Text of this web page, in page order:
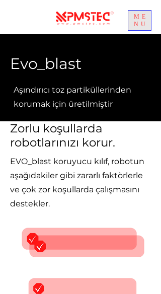
ME
NU
Evo_blast
Aşındırıcı toz partiküllerinden
korumak için üretilmiştir
Zorlu koşullarda
robotlarınızı korur.
EVO_blast koruyucu kılıf, robotun
aşağıdakiler gibi zararlı faktörlerle
ve çok zor koşullarda çalışmasını
destekler.